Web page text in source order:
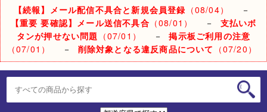
【続報】メール配信不具合と新規会員登録 （08/04）
－
【重要 要確認】メール送信不具合 （08/01） － 支払いボ
タンが押せない問題 （07/01） －掲示板ご利用の注意
（07/01）
－ 削除対象となる違反商品について （07/20）